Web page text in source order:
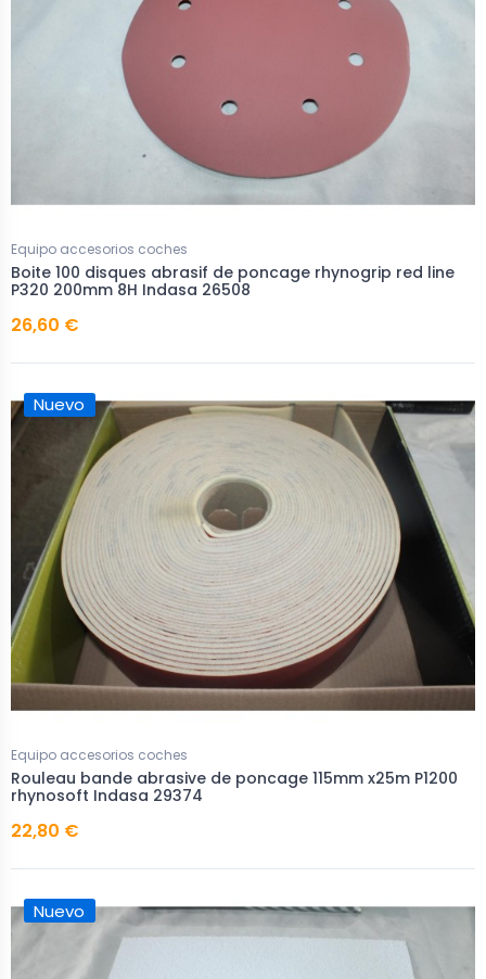
Equipo accesorios coches
Boite 100 disques abrasif de poncage rhynogrip red line
P320 200mm 8H Indasa 26508
26,60 €
Nuevo
Equipo accesorios coches
Rouleau bande abrasive de poncage 115mm x25m P1200
rhynosoft Indasa 29374
22,80 €
Nuevo